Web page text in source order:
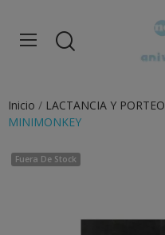
Inicio LACTANCIA Y PORTEO
MINIMONKEY
Fuera De Stock